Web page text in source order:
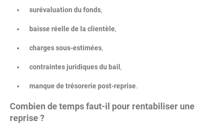
surévaluation du fonds,
baisse réelle de la clientèle,
charges sous-estimées,
contraintes juridiques du bail ,
manque de trésorerie post-reprise.
Combien de temps faut-il pour rentabiliser une
reprise ?